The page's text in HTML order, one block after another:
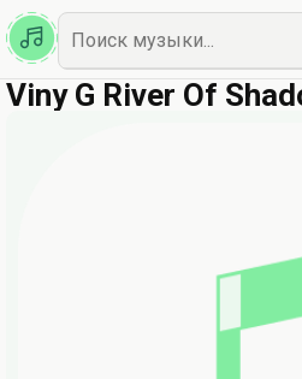
Казахская
Наш Топ
Viny G River Of